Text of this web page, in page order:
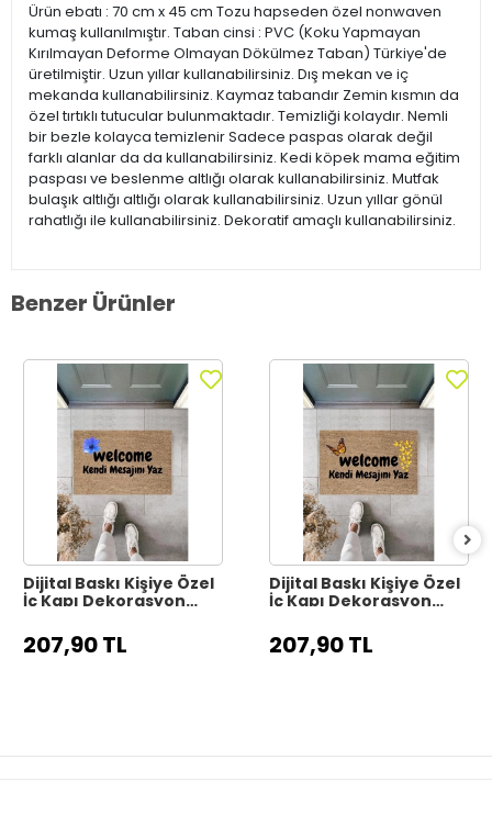
Ürün ebatı : 70 cm x 45 cm Tozu hapseden özel nonwaven
kumaş kullanılmıştır. Taban cinsi : PVC (Koku Yapmayan
Kırılmayan Deforme Olmayan Dökülmez Taban) Türkiye'de
üretilmiştir. Uzun yıllar kullanabilirsiniz. Dış mekan ve iç
mekanda kullanabilirsiniz. Kaymaz tabandır Zemin kısmın da
özel tırtıklı tutucular bulunmaktadır. Temizliği kolaydır. Nemli
bir bezle kolayca temizlenir Sadece paspas olarak değil
farklı alanlar da da kullanabilirsiniz. Kedi köpek mama eğitim
paspası ve beslenme altlığı olarak kullanabilirsiniz. Mutfak
bulaşık altlığı altlığı olarak kullanabilirsiniz. Uzun yıllar gönül
rahatlığı ile kullanabilirsiniz. Dekoratif amaçlı kullanabilirsiniz.
Benzer Ürünler
Dijital Baskı Kişiye Özel
İç Kapı Dekorasyon
207,90 TL
Dijital Baskı Kişiye Özel
İç Kapı Dekorasyon
207,90 TL